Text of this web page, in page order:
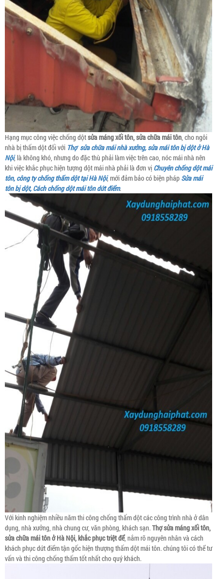
Hạng mục công việc chống dộtsửa máng xối tôn, sửa chữa mái tôn, cho ngôi
nhà bị thấm dột đối với Thợ sửa chữa mái nhà xưởng, sửa mái tôn bị dột ở Hà
Nội, là không khó, nhưng do đặc thù phải làm việc trên cao, nóc mái nhà nên
khi việc khắc phục hiện tượng dột mái nhà phải là đơn vị Chuyên chống dột mái
tôn, công ty chống thấm dột tại Hà Nội, mới đảm bảo có biện pháp Sửa mái
tôn bị dột, Cách chống dột mái tôn dứt điểm.
Với kinh nghiệm nhiều năm thi công chống thấm dột các công trình nhà ở dân
dụng, nhà xưởng, nhà chung cư, văn phòng, khách sạn.Thợ sửa máng xối tôn,
sửa chữa mái tôn ở Hà Nội, khắc phục triệt để, nắm rõ nguyên nhân và cách
khách phục dứt điểm tận gốc hiện thượng thấm dột mái tôn. chúng tôi có thể tư
vấn và thi công chống thấm tốt nhất cho quý khách.